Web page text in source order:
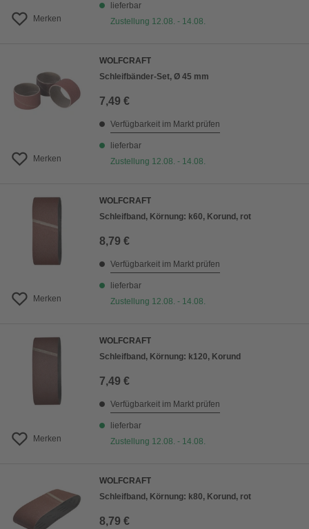
Merken
lieferbar
Zustellung 12.08. - 14.08.
Merken
WOLFCRAFT
Schleifbänder-Set, Ø 45 mm
7,49 €
Verfügbarkeit im Markt prüfen
lieferbar
Zustellung 12.08. - 14.08.
Merken
WOLFCRAFT
Schleifband, Körnung: k60, Korund, rot
8,79 €
Verfügbarkeit im Markt prüfen
lieferbar
Zustellung 12.08. - 14.08.
Merken
WOLFCRAFT
Schleifband, Körnung: k120, Korund
7,49 €
Verfügbarkeit im Markt prüfen
lieferbar
Zustellung 12.08. - 14.08.
WOLFCRAFT
Schleifband, Körnung: k80, Korund, rot
8,79 €